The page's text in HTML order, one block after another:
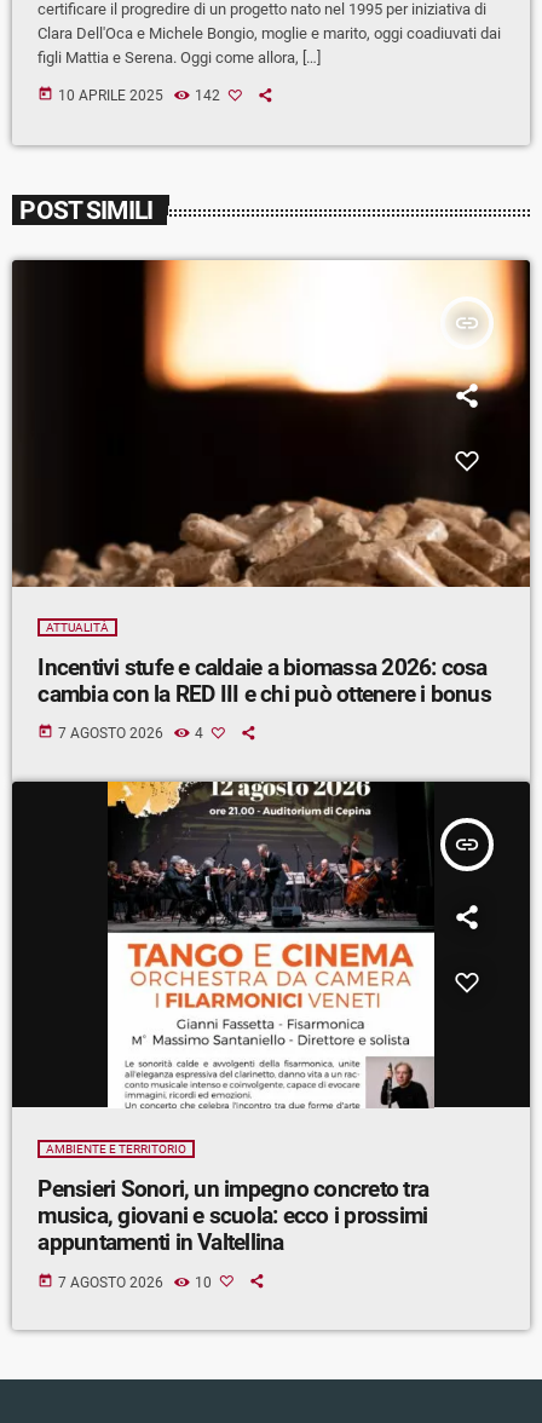
certificare il progredire di un progetto nato nel 1995 per iniziativa di
Clara Dell'Oca e Michele Bongio, moglie e marito, oggi coadiuvati dai
figli Mattia e Serena. Oggi come allora, […]
today 10 APRILE 2025 142
POST SIMILI
insert_link
ATTUALITÀ
Incentivi stufe e caldaie a biomassa 2026: cosa
cambia con la RED III e chi può ottenere i bonus
today 7 AGOSTO 2026 4
insert_link
AMBIENTE E TERRITORIO
Pensieri Sonori, un impegno concreto tra
musica, giovani e scuola: ecco i prossimi
appuntamenti in Valtellina
today 7 AGOSTO 2026 10